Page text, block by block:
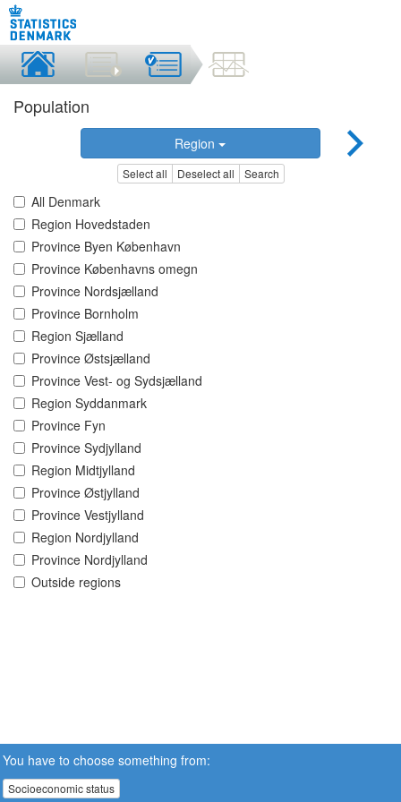
Population
Region
Select all Deselect all Search
All Denmark
Region Hovedstaden
Province Byen København
Province Københavns omegn
Province Nordsjælland
Province Bornholm
Region Sjælland
Province Østsjælland
Province Vest- og Sydsjælland
Region Syddanmark
Province Fyn
Province Sydjylland
Region Midtjylland
Province Østjylland
Province Vestjylland
Region Nordjylland
Province Nordjylland
Outside regions
You have to choose something from:
Socioeconomic status